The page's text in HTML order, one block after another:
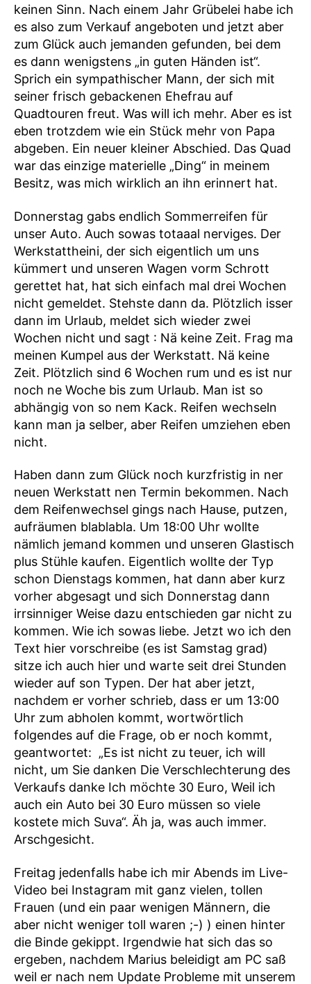
keinen Sinn. Nach einem Jahr Grübelei habe ich
es also zum Verkauf angeboten und jetzt aber
zum Glück auch jemanden gefunden, bei dem
es dann wenigstens „in guten Händen ist“.
Sprich ein sympathischer Mann, der sich mit
seiner frisch gebackenen Ehefrau auf
Quadtouren freut. Was will ich mehr. Aber es ist
eben trotzdem wie ein Stück mehr von Papa
abgeben. Ein neuer kleiner Abschied. Das Quad
war das einzige materielle „Ding“ in meinem
Besitz, was mich wirklich an ihn erinnert hat.
Donnerstag gabs endlich Sommerreifen für
unser Auto. Auch sowas totaaal nerviges. Der
Werkstattheini, der sich eigentlich um uns
kümmert und unseren Wagen vorm Schrott
gerettet hat, hat sich einfach mal drei Wochen
nicht gemeldet. Stehste dann da. Plötzlich isser
dann im Urlaub, meldet sich wieder zwei
Wochen nicht und sagt : Nä keine Zeit. Frag ma
meinen Kumpel aus der Werkstatt. Nä keine
Zeit. Plötzlich sind 6 Wochen rum und es ist nur
noch ne Woche bis zum Urlaub. Man ist so
abhängig von so nem Kack. Reifen wechseln
kann man ja selber, aber Reifen umziehen eben
nicht.
Haben dann zum Glück noch kurzfristig in ner
neuen Werkstatt nen Termin bekommen. Nach
dem Reifenwechsel gings nach Hause, putzen,
aufräumen blablabla. Um 18:00 Uhr wollte
nämlich jemand kommen und unseren Glastisch
plus Stühle kaufen. Eigentlich wollte der Typ
schon Dienstags kommen, hat dann aber kurz
vorher abgesagt und sich Donnerstag dann
irrsinniger Weise dazu entschieden gar nicht zu
kommen. Wie ich sowas liebe. Jetzt wo ich den
Text hier vorschreibe (es ist Samstag grad)
sitze ich auch hier und warte seit drei Stunden
wieder auf son Typen. Der hat aber jetzt,
nachdem er vorher schrieb, dass er um 13:00
Uhr zum abholen kommt, wortwörtlich
folgendes auf die Frage, ob er noch kommt,
geantwortet: „Es ist nicht zu teuer, ich will
nicht, um Sie danken Die Verschlechterung des
Verkaufs danke Ich möchte 30 Euro, Weil ich
auch ein Auto bei 30 Euro müssen so viele
kostete mich Suva“. Äh ja, was auch immer.
Arschgesicht.
Freitag jedenfalls habe ich mir Abends im Live-
Video bei Instagram mit ganz vielen, tollen
Frauen (und ein paar wenigen Männern, die
aber nicht weniger toll waren ;-) ) einen hinter
die Binde gekippt. Irgendwie hat sich das so
ergeben, nachdem Marius beleidigt am PC saß
weil er nach nem Update Probleme mit unserem